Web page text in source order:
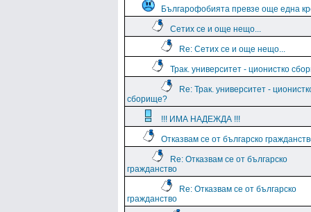
Българофобията превзе още една
Сетих се и още нещо...
Re: Сетих се и още нещо...
Трак. университет - ционистко
Re: Трак. университет -
сборище?
!!! ИМА НАДЕЖДА !!!
Отказвам се от българско
Re: Отказвам се от българско
гражданство
Re: Отказвам се от българско
гражданство